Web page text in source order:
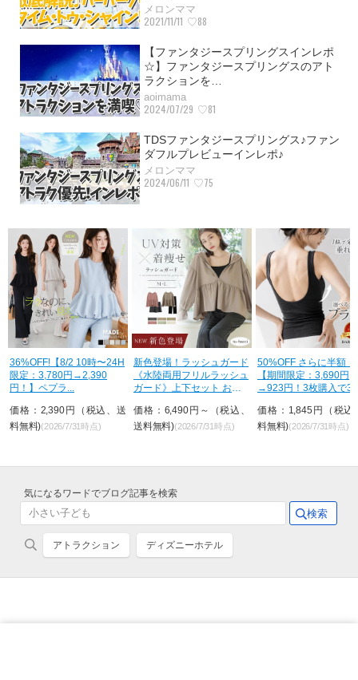
メロンママ
2021/11/11 ♡88
【ファンタジースプリングスインレポ
☆】ファンタジースプリングスのアト
ラクションを…
aoimama
2024/07/29 ♡81
TDSファンタジースプリングス♪ファン
ダフルプレビューインレポ♪
メロンママ
2024/06/11 ♡75
24H
、送
新色登場！ラッシュガード
《水陸両用フリルラッシュ
ガード》上下セット おし
価格：6,490円～（税込、
送料無料)(2026/7/31時点)
50%OFF さらに半額！
【期間限定：3,690円
→923円！3枚購入で3枚目
価格：1,845円（税込、送
料無料)(2026/7/31時点)
ほぼ即納
限定：1,990円～
円！】 パンツ レ
価格：1,990円
送料無料)(2026/7/
気になるワードでブログ記事を検索
アトラクション ディズニーホテル